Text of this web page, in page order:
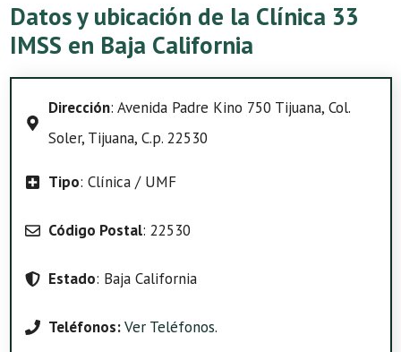
Datos y ubicación de la Clínica 33
IMSS en Baja California
Dirección: Avenida Padre Kino 750 Tijuana, Col.
Soler, Tijuana, C.p. 22530
Tipo: Clínica / UMF
Código Postal: 22530
Estado: Baja California
Teléfonos:Ver Teléfonos.